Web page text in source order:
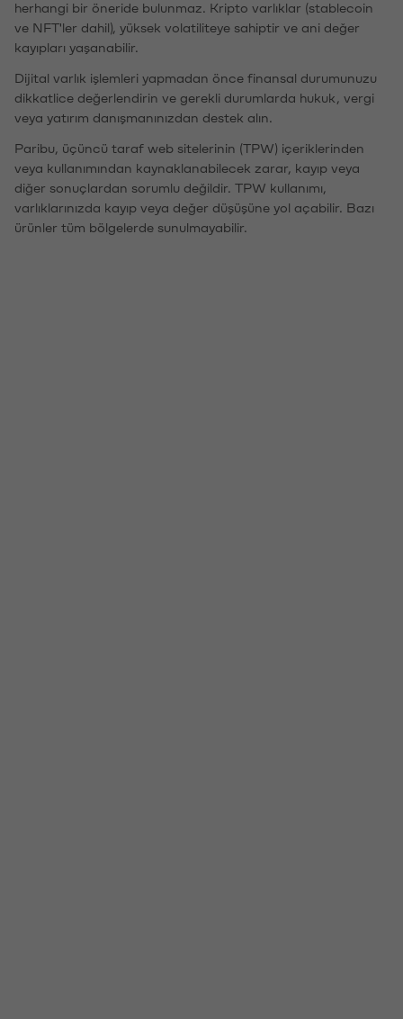
herhangi bir öneride bulunmaz. Kripto varlıklar (stablecoin
ve NFT'ler dahil), yüksek volatiliteye sahiptir ve ani değer
kayıpları yaşanabilir.
Dijital varlık işlemleri yapmadan önce finansal durumunuzu
dikkatlice değerlendirin ve gerekli durumlarda hukuk, vergi
veya yatırım danışmanınızdan destek alın.
Paribu, üçüncü taraf web sitelerinin (TPW) içeriklerinden
veya kullanımından kaynaklanabilecek zarar, kayıp veya
diğer sonuçlardan sorumlu değildir. TPW kullanımı,
varlıklarınızda kayıp veya değer düşüşüne yol açabilir. Bazı
ürünler tüm bölgelerde sunulmayabilir.